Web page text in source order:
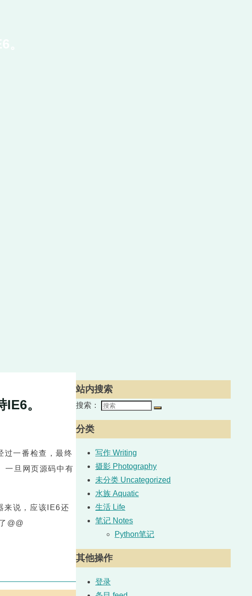
。
一番检查，最终
一旦网页源码中有
说，应该IE6还
@@
站内搜索
搜索：
分类
写作 Writing
摄影 Photography
未分类 Uncategorized
水族 Aquatic
生活 Life
笔记 Notes
Python笔记
其他操作
登录